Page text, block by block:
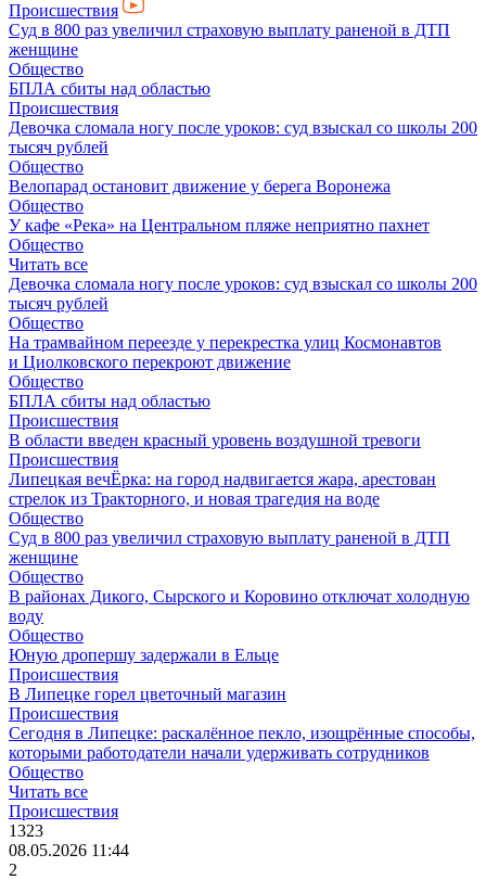
Происшествия
Суд в 800 раз увеличил страховую выплату раненой в ДТП
женщине
Общество
БПЛА сбиты над областью
Происшествия
Девочка сломала ногу после уроков: суд взыскал со школы 200
тысяч рублей
Общество
Велопарад остановит движение у берега Воронежа
Общество
У кафе «Река» на Центральном пляже неприятно пахнет
Общество
Читать все
Девочка сломала ногу после уроков: суд взыскал со школы 200
тысяч рублей
Общество
На трамвайном переезде у перекрестка улиц Космонавтов
и Циолковского перекроют движение
Общество
БПЛА сбиты над областью
Происшествия
В области введен красный уровень воздушной тревоги
Происшествия
Липецкая вечЁрка: на город надвигается жара, арестован
стрелок из Тракторного, и новая трагедия на воде
Общество
Суд в 800 раз увеличил страховую выплату раненой в ДТП
женщине
Общество
В районах Дикого, Сырского и Коровино отключат холодную
воду
Общество
Юную дропершу задержали в Ельце
Происшествия
В Липецке горел цветочный магазин
Происшествия
Сегодня в Липецке: раскалённое пекло, изощрённые способы,
которыми работодатели начали удерживать сотрудников
Общество
Читать все
Происшествия
1323
08.05.2026 11:44
2